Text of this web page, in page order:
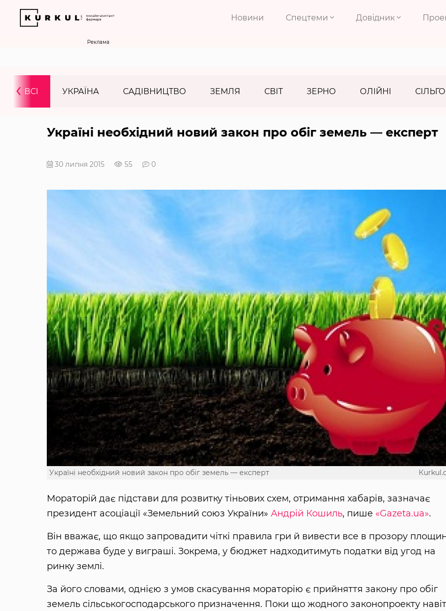
Новини Спецтеми Довідник
Реклама
ВСІ УКРАЇНА САДІВНИЦТВО ЗЕМЛЯ СВІТ ЗЕРНО ОЛІЙНІ
‹
Україні необхідний новий закон про обіг земель — експерт
30 липня 2015 55 0
Україні необхідний новий закон про обіг земель — експерт
Мораторій дає підстави для розвитку тіньових схем, отримання хабарів, зазначає
президент асоціації «Земельний союз України» Андрій Кошиль, пише «Gazeta.ua».
Він вважає, що якщо запровадити чіткі правила гри й вивести все в прозору
то держава буде у виграші. Зокрема, у бюджет надходитимуть податки від угод на
ринку землі.
За його словами, однією з умов скасування мораторію є прийняття закону про обіг
земель сільськогосподарського призначення. Поки що жодного законопроекту